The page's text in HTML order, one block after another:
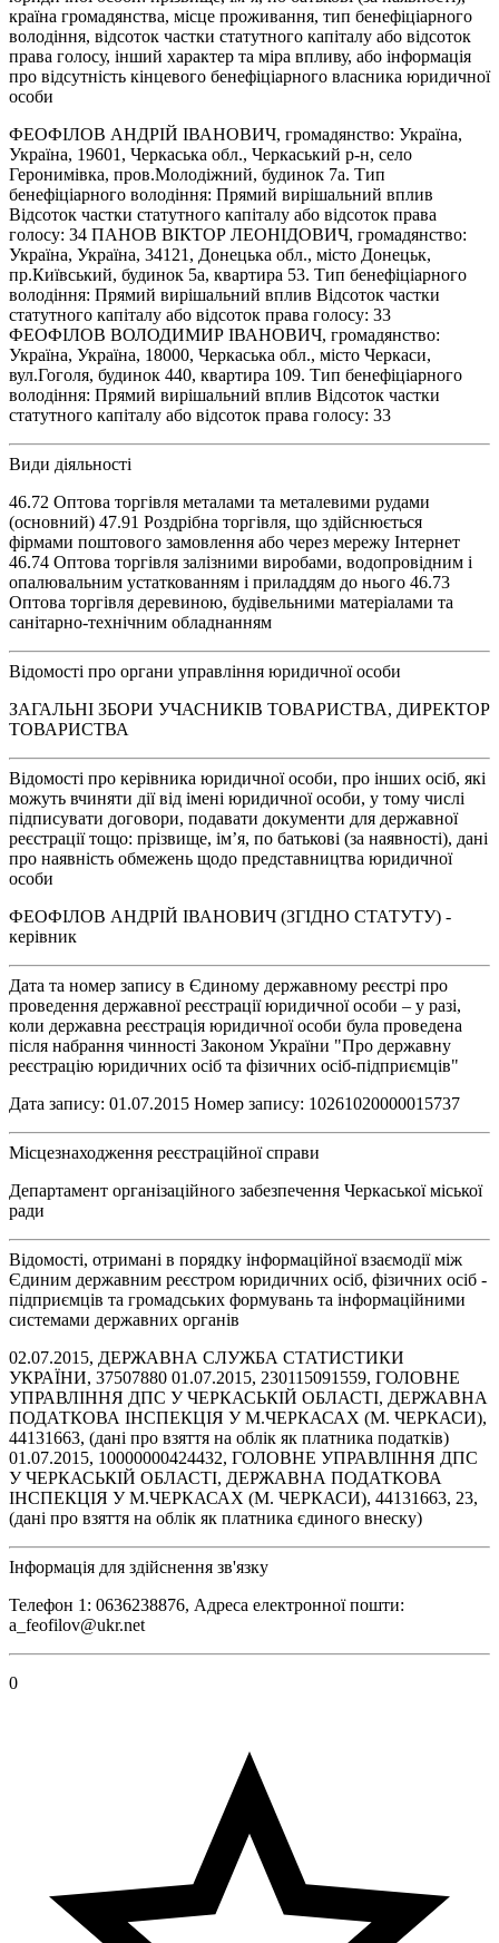
країна громадянства, місце проживання, тип бенефіціарного
володіння, відсоток частки статутного капіталу або відсоток
права голосу, інший характер та міра впливу, або інформація
про відсутність кінцевого бенефіціарного власника юридичної
особи
ФЕОФІЛОВ АНДРІЙ ІВАНОВИЧ, громадянство: Україна,
Україна, 19601, Черкаська обл., Черкаський р-н, село
Геронимівка, пров.Молодіжний, будинок 7а. Тип
бенефіціарного володіння: Прямий вирішальний вплив
Відсоток частки статутного капіталу або відсоток права
голосу: 34 ПАНОВ ВІКТОР ЛЕОНІДОВИЧ, громадянство:
Україна, Україна, 34121, Донецька обл., місто Донецьк,
пр.Київський, будинок 5а, квартира 53. Тип бенефіціарного
володіння: Прямий вирішальний вплив Відсоток частки
статутного капіталу або відсоток права голосу: 33
ФЕОФІЛОВ ВОЛОДИМИР ІВАНОВИЧ, громадянство:
Україна, Україна, 18000, Черкаська обл., місто Черкаси,
вул.Гоголя, будинок 440, квартира 109. Тип бенефіціарного
володіння: Прямий вирішальний вплив Відсоток частки
статутного капіталу або відсоток права голосу: 33
Види діяльності
46.72 Оптова торгівля металами та металевими рудами
(основний) 47.91 Роздрібна торгівля, що здійснюється
фірмами поштового замовлення або через мережу Інтернет
46.74 Оптова торгівля залізними виробами, водопровідним і
опалювальним устаткованням і приладдям до нього 46.73
Оптова торгівля деревиною, будівельними матеріалами та
санітарно-технічним обладнанням
Відомості про органи управління юридичної особи
ЗАГАЛЬНІ ЗБОРИ УЧАСНИКІВ ТОВАРИСТВА, ДИРЕКТОР
ТОВАРИСТВА
Відомості про керівника юридичної особи, про інших осіб, які
можуть вчиняти дії від імені юридичної особи, у тому числі
підписувати договори, подавати документи для державної
реєстрації тощо: прізвище, ім’я, по батькові (за наявності), дані
про наявність обмежень щодо представництва юридичної
особи
ФЕОФІЛОВ АНДРІЙ ІВАНОВИЧ (ЗГІДНО СТАТУТУ) -
керівник
Дата та номер запису в Єдиному державному реєстрі про
проведення державної реєстрації юридичної особи – у разі,
коли державна реєстрація юридичної особи була проведена
після набрання чинності Законом України "Про державну
реєстрацію юридичних осіб та фізичних осіб-підприємців"
Дата запису: 01.07.2015 Номер запису: 10261020000015737
Місцезнаходження реєстраційної справи
Департамент організаційного забезпечення Черкаської міської
ради
Відомості, отримані в порядку інформаційної взаємодії між
Єдиним державним реєстром юридичних осіб, фізичних осіб -
підприємців та громадських формувань та інформаційними
системами державних органів
02.07.2015, ДЕРЖАВНА СЛУЖБА СТАТИСТИКИ
УКРАЇНИ, 37507880 01.07.2015, 230115091559, ГОЛОВНЕ
УПРАВЛІННЯ ДПС У ЧЕРКАСЬКІЙ ОБЛАСТІ, ДЕРЖАВНА
ПОДАТКОВА ІНСПЕКЦІЯ У М.ЧЕРКАСАХ (М. ЧЕРКАСИ),
44131663, (дані про взяття на облік як платника податків)
01.07.2015, 10000000424432, ГОЛОВНЕ УПРАВЛІННЯ ДПС
У ЧЕРКАСЬКІЙ ОБЛАСТІ, ДЕРЖАВНА ПОДАТКОВА
ІНСПЕКЦІЯ У М.ЧЕРКАСАХ (М. ЧЕРКАСИ), 44131663, 23,
(дані про взяття на облік як платника єдиного внеску)
Інформація для здійснення зв'язку
Телефон 1: 0636238876, Адреса електронної пошти:
a_feofilov@ukr.net
0